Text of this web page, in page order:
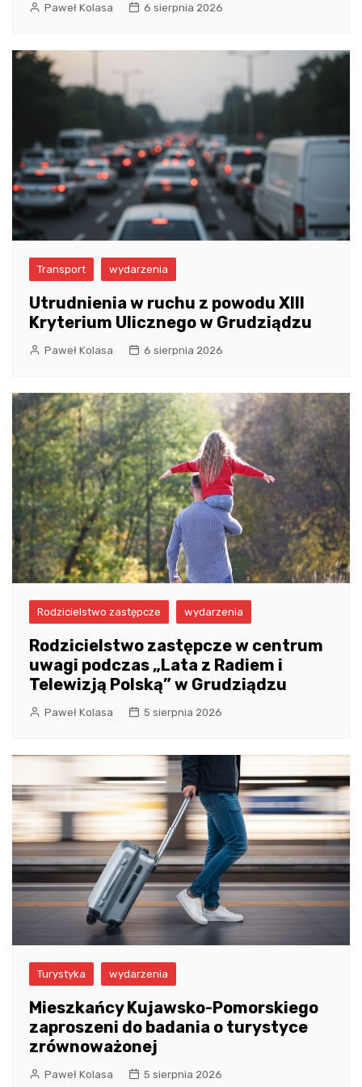
Paweł Kolasa 6 sierpnia 2026
Transport wydarzenia
Utrudnienia w ruchu z powodu XIII
Kryterium Ulicznego w Grudziądzu
Paweł Kolasa 6 sierpnia 2026
Rodzicielstwo zastępcze wydarzenia
Rodzicielstwo zastępcze w centrum
uwagi podczas „Lata z Radiem i
Telewizją Polską” w Grudziądzu
Paweł Kolasa 5 sierpnia 2026
Turystyka wydarzenia
Mieszkańcy Kujawsko-Pomorskiego
zaproszeni do badania o turystyce
zrównoważonej
Paweł Kolasa 5 sierpnia 2026